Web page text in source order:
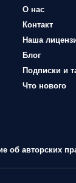
О нас
Контакт
Наша
Блог
Подписки и
Что нового
об авторских